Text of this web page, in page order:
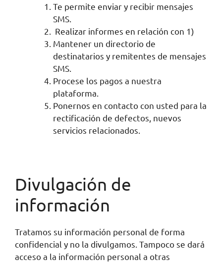
Te permite enviar y recibir mensajes
SMS.
Realizar informes en relación con 1)
Mantener un directorio de
destinatarios y remitentes de mensajes
SMS.
Procese los pagos a nuestra
plataforma.
Ponernos en contacto con usted para la
rectificación de defectos, nuevos
servicios relacionados.
Divulgación de
información
Tratamos su información personal de forma
confidencial y no la divulgamos. Tampoco se dará
acceso a la información personal a otras